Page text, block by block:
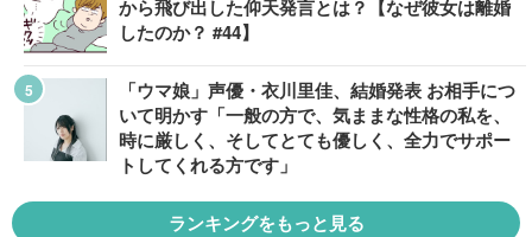
から飛び出した仰天発言とは？【なぜ彼女は離婚
したのか？ #44】
「ウマ娘」声優・衣川里佳、結婚発表 お相手につ
いて明かす「一般の方で、気ままな性格の私を、
時に厳しく、そしてとても優しく、全力でサポー
トしてくれる方です」
ランキングをもっと見る